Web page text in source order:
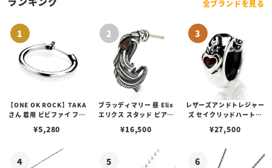
全ブランドを見る
【ONE OK ROCK】TAKA
さん 着用 ビビファイ フー
¥5,280
ブラッディマリー 昼 Elix
エリクス スタッド ピアス
¥16,500
レザーズアンドトレジャー
ズ セイクリッドハートピ
¥27,500